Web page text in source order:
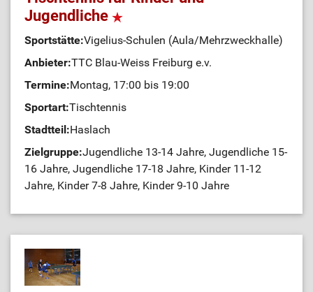
Jugendliche
Sportstätte:Vigelius-Schulen (Aula/Mehrzweckhalle)
Anbieter:TTC Blau-Weiss Freiburg e.v.
Termine:Montag, 17:00 bis 19:00
Sportart:Tischtennis
Stadtteil:Haslach
Zielgruppe:Jugendliche 13-14 Jahre, Jugendliche 15-
16 Jahre, Jugendliche 17-18 Jahre, Kinder 11-12
Jahre, Kinder 7-8 Jahre, Kinder 9-10 Jahre